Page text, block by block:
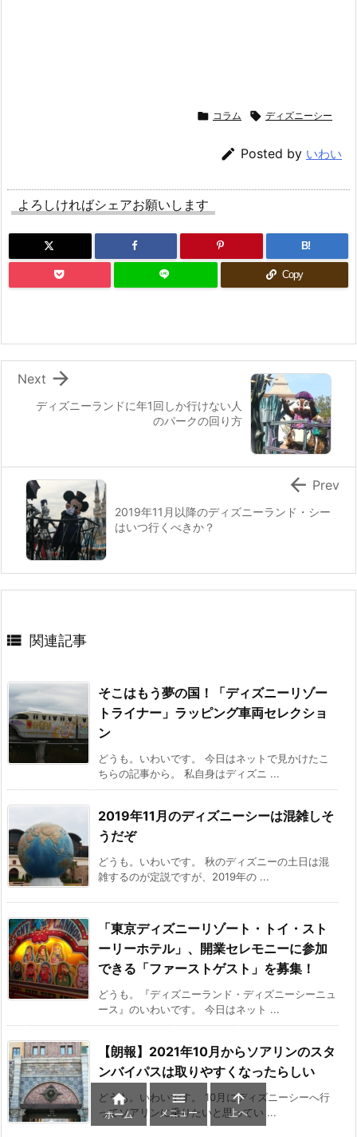
 コラム  ディズニーシー
 Posted by いわい
よろしければシェアお願いします
B!
Copy
ディズニーランドに年1回しか行けない人
のパークの回り方

Next
2019年11月以降のディズニーランド・シー
はいつ行くべきか？
 Prev
 関連記事
そこはもう夢の国！「ディズニーリゾー
トライナー」ラッピング車両セレクショ
ン
どうも。いわいです。 今日はネットで見かけたこ
ちらの記事から。 私自身はディズニ ...
2019年11月のディズニーシーは混雑しそ
うだぞ
どうも。いわいです。 秋のディズニーの土日は混
雑するのが定説ですが、2019年の ...
「東京ディズニーリゾート・トイ・スト
ーリーホテル」、開業セレモニーに参加
できる「ファーストゲスト」を募集！
どうも。『ディズニーランド・ディズニーシーニュ
ース』のいわいです。 今日はネット ...
【朗報】2021年10月からソアリンのスタ
ンバイパスは取りやすくなったらしい
どうも。いわいです。 10月にディズニーシーへ行
ってソアリンに乗りたいと思ってい ...

ホーム

メニュー

上へ